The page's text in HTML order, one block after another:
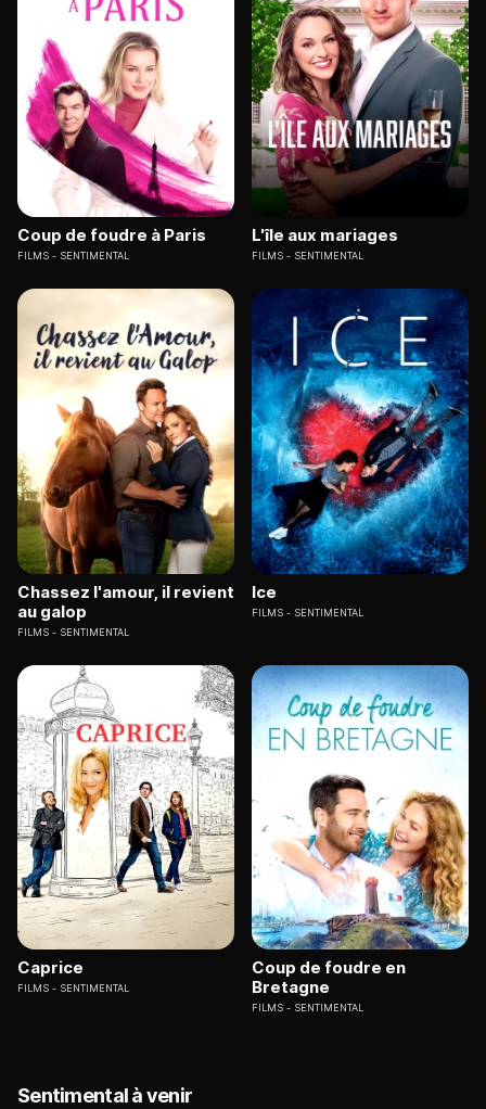
Coup de foudre à Paris
FILMS SENTIMENTAL
L'île aux mariages
FILMS SENTIMENTAL
Chassez l'amour, il revient
au galop
FILMS SENTIMENTAL
Ice
FILMS SENTIMENTAL
Caprice
FILMS SENTIMENTAL
Coup de foudre en
Bretagne
FILMS SENTIMENTAL
Sentimental à venir